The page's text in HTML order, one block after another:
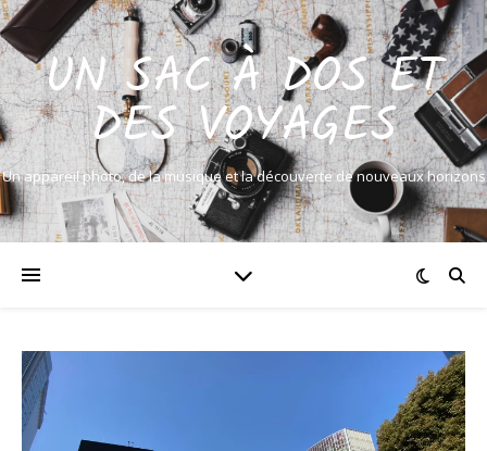
UN SAC À DOS ET
DES VOYAGES
Un appareil photo, de la musique et la découverte de nouveaux horizons